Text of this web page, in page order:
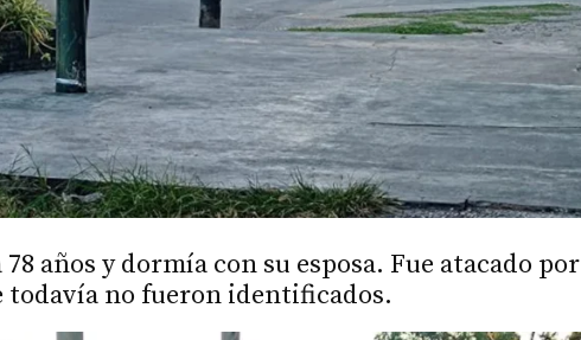
años y dormía con su esposa. Fue atacado por
todavía no fueron identificados.